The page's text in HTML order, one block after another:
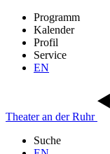
Programm
Kalender
Profil
Service
EN
Theateran derRuhr
Suche